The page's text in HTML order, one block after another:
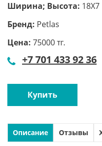
Ширина; Высота: 18X7
Бренд: Petlas
Цена: 75000 тг.
+7 701 433 92 36
Купить
Описание Отзывы